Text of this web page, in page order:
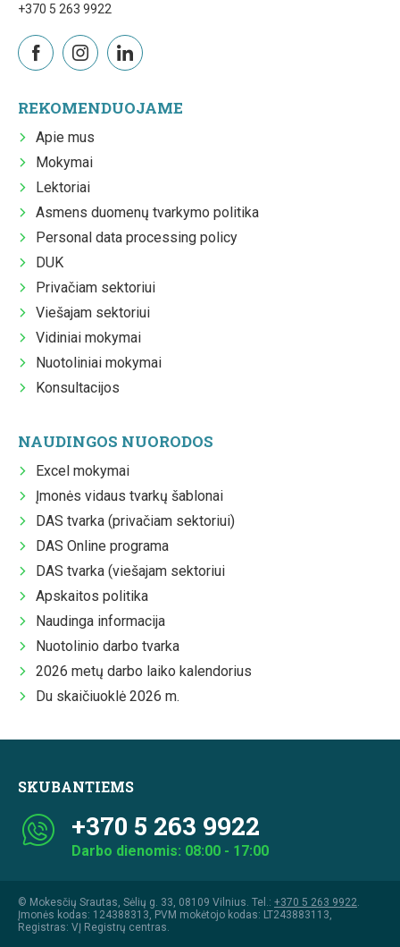
+370 5 263 9922
REKOMENDUOJAME
Apie mus
Mokymai
Lektoriai
Asmens duomenų tvarkymo politika
Personal data processing policy
DUK
Privačiam sektoriui
Viešajam sektoriui
Vidiniai mokymai
Nuotoliniai mokymai
Konsultacijos
NAUDINGOS NUORODOS
Excel mokymai
Įmonės vidaus tvarkų šablonai
DAS tvarka (privačiam sektoriui)
DAS Online programa
DAS tvarka (viešajam sektoriui
Apskaitos politika
Naudinga informacija
Nuotolinio darbo tvarka
2026 metų darbo laiko kalendorius
Du skaičiuoklė 2026 m.
SKUBANTIEMS
+370 5 263 9922
Darbo dienomis: 08:00 - 17:00
© Mokesčių Srautas, Sėlių g. 33, 08109 Vilnius. Tel.: +370 5 263 9922.
Įmonės kodas: 124388313, PVM mokėtojo kodas: LT243883113,
Registras: VĮ Registrų centras.